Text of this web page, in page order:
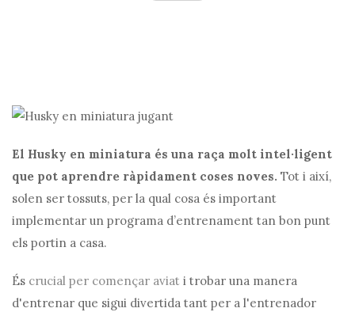
El Husky en miniatura és una raça molt intel·ligent
que pot aprendre ràpidament coses noves. Tot i així,
solen ser tossuts, per la qual cosa és important
implementar un programa d’entrenament tan bon punt
els portin a casa.
És crucial per començar aviat i trobar una manera
d'entrenar que sigui divertida tant per a l'entrenador